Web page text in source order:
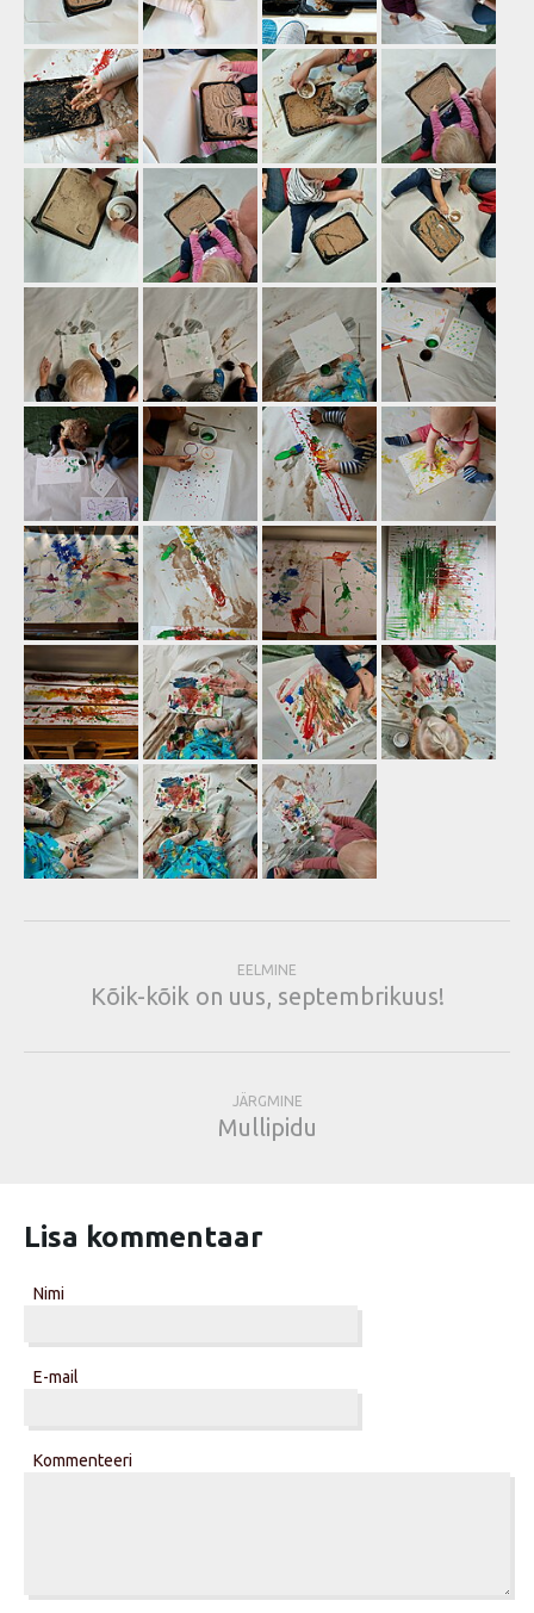
EELMINE
Kõik-kõik on uus, septembrikuus!
JÄRGMINE
Mullipidu
Lisa kommentaar
Nimi
E-mail
Kommenteeri